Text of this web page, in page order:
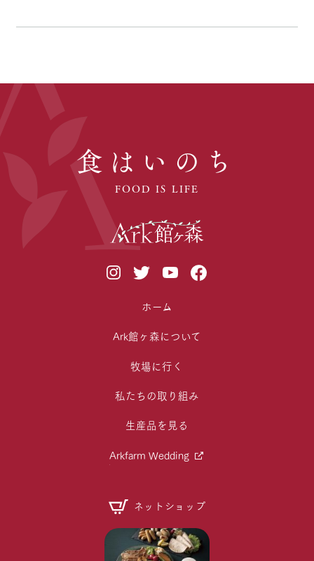
食はいのち
FOOD IS LIFE
ホーム
Ark館ヶ森について
牧場に行く
私たちの取り組み
生産品を見る
Arkfarm Wedding
ネットショップ